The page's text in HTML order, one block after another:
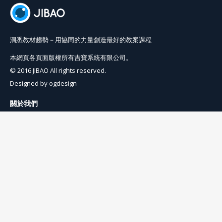
洞悉教材趨勢－用協同的力量創造最好的教案課程
本網頁各頁面版權所有吉寶系統有限公司。
© 2016 JIBAO All rights reserved.
Designed byogdesign
關於我們